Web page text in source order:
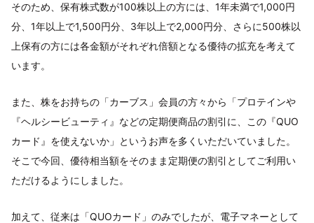
そのため、保有株式数が100株以上の方には、1年未満で1,000円
分、1年以上で1,500円分、3年以上で2,000円分、さらに500株以
上保有の方には各金額がそれぞれ倍額となる優待の拡充を考えて
います。
また、株をお持ちの「カーブス」会員の方々から「プロテインや
『ヘルシービューティ』などの定期便商品の割引に、この『QUO
カード』を使えないか」というお声を多くいただいていました。
そこで今回、優待相当額をそのまま定期便の割引としてご利用い
ただけるようにしました。
加えて、従来は「QUOカード」のみでしたが、電子マネーとして